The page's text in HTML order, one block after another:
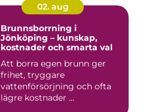
02. aug
Brunnsborrning i
Jönköping – kunskap,
kostnader och smarta val
Att borra egen brunn ger
frihet, tryggare
vattenförsörjning och ofta
lägre kostnader ...